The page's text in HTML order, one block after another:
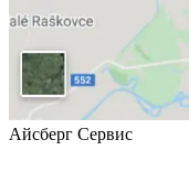
Айсберг Сервис